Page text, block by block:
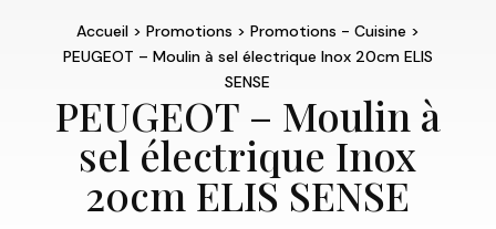
Accueil> Promotions > Promotions - Cuisine>
PEUGEOT – Moulin à sel électrique Inox 20cm ELIS
SENSE
PEUGEOT – Moulin à
sel électrique Inox
20cm ELIS SENSE